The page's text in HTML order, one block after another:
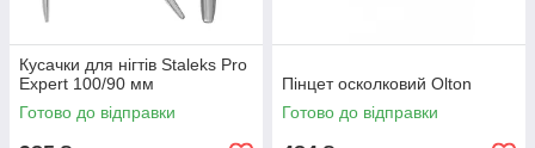
Кусачки для нігтів Staleks Pro
Expert 100/90 мм
Готово до відправки
Пінцет осколковий Olton
Готово до відправки